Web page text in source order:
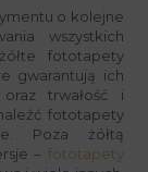
o kolejne
wszystkich
fototapety
gwarantują ich
trwałość i
fototapety
Poza żółtą
– fototapety